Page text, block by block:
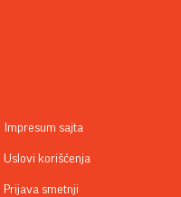
Impresum sajta
Uslovi korišćenja
Prijava smetnji